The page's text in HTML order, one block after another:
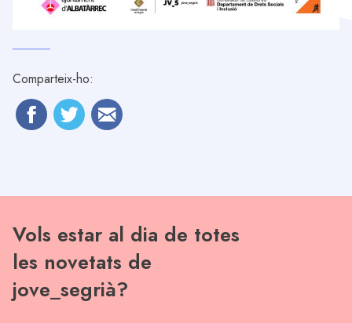
Comparteix-ho:
Vols estar al dia de totes
les novetats de
jove_segrià?